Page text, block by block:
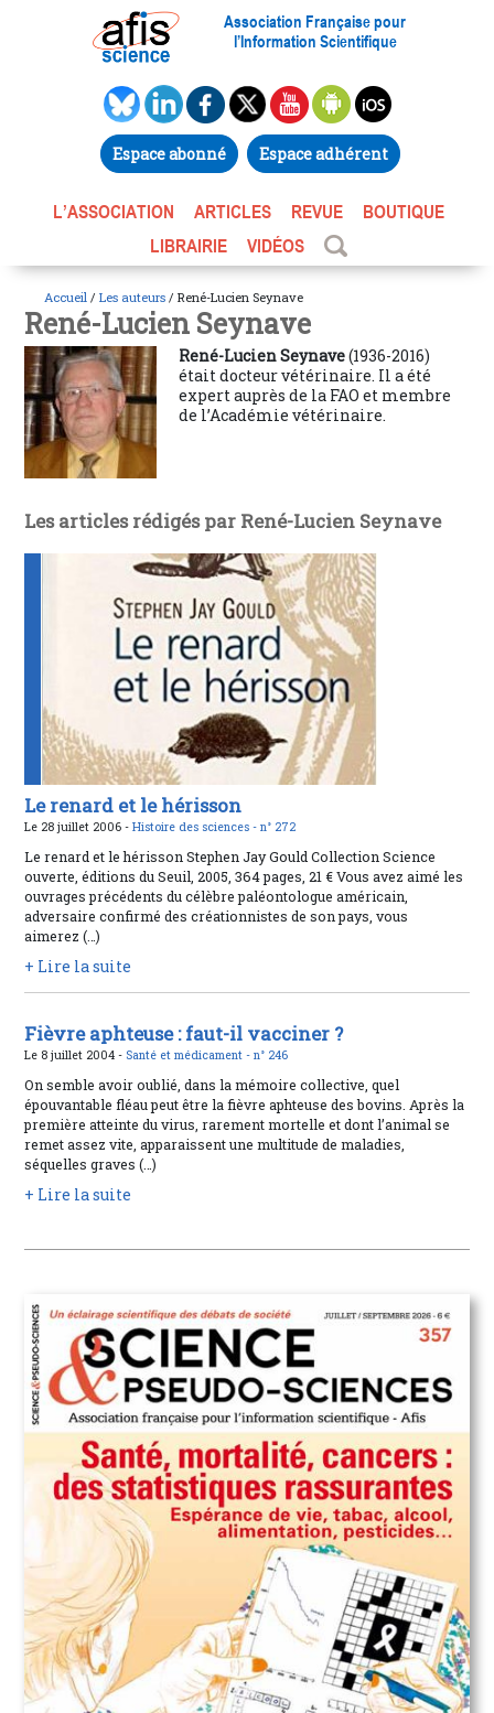
Association Française pour
l’Information Scientifique
Espace abonné Espace adhérent
L’ASSOCIATION ARTICLES REVUE
BOUTIQUE
LIBRAIRIE
VIDÉOS
Accueil / Les auteurs / René-Lucien Seynave
René-Lucien Seynave
René-Lucien Seynave(1936-2016)
était docteur vétérinaire. Il a été
expert auprès de la FAO et membre
de l’Académie vétérinaire.
Les articles rédigés par René-Lucien Seynave
Le renard et le hérisson
Le 28 juillet 2006 -Histoire des sciences -n° 272
Le renard et le hérisson Stephen Jay Gould Collection Science
ouverte, éditions du Seuil, 2005, 364 pages, 21 € Vous avez aimé les
ouvrages précédents du célèbre paléontologue américain,
adversaire confirmé des créationnistes de son pays, vous
aimerez (…)
+ Lire la suite
Fièvre aphteuse : faut-il vacciner ?
Le 8 juillet 2004 - Santé et médicament -n° 246
On semble avoir oublié, dans la mémoire collective, quel
épouvantable fléau peut être la fièvre aphteuse des bovins. Après la
première atteinte du virus, rarement mortelle et dont l’animal se
remet assez vite, apparaissent une multitude de maladies,
séquelles graves (…)
+ Lire la suite